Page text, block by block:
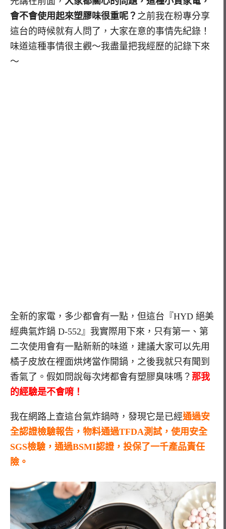
會不會使用起來塑膠味很重呢？ 之前我在粉專分享
這台的時候就有人問了，大家在意的事情先紀錄！
味道這種事情很主觀～我盡量把我經歷的記錄下來
～
全新的家電，多少都會有一點，但這台『HYD 絕美
經典氣炸鍋 D-552』我實際用下來，只有第一、第
二次使用會有一點新新的味道， 建議大家可以先用
橘子皮放在裡面烘烤當作開鍋 ，之後我就只有聞到
香氣了。假如問說每次烤都會有塑膠臭味嗎？ 那我
的經驗是不會唷！
我在網路上查這台氣炸鍋時，發現它是已經通過安
全認證檢驗報告，物料通過TFDA測試，使用安全
SGS檢驗，通過BSMI認證，投保了一千產品責任
險。